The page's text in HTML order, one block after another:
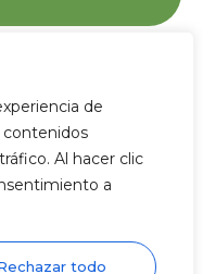
de
contenidos
Al hacer clic
a
todo
ECONOMÍA
PUBLICO DE EMPLEO
CON EL PROGRAMA KIT